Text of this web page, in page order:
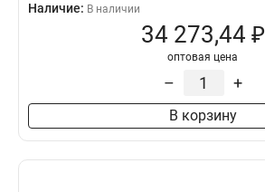
Наличие: В наличии
34 273,44 ₽
оптовая цена
– +
В корзину